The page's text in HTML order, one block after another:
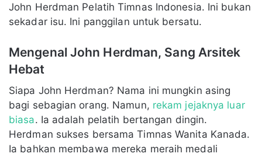
John Herdman Pelatih Timnas Indonesia. Ini bukan
sekadar isu. Ini panggilan untuk bersatu.
Mengenal John Herdman, Sang Arsitek
Hebat
Siapa John Herdman? Nama ini mungkin asing
bagi sebagian orang. Namun, rekam jejaknya luar
biasa. Ia adalah pelatih bertangan dingin.
Herdman sukses bersama Timnas Wanita Kanada.
Ia bahkan membawa mereka meraih medali